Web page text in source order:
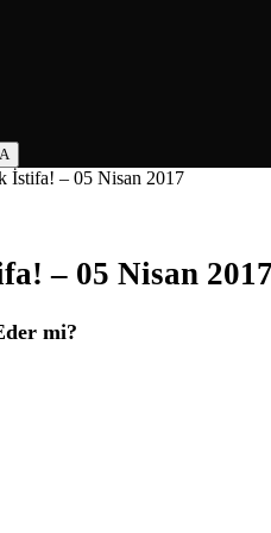
İstifa! – 05 Nisan 2017
– 05 Nisan
mi?